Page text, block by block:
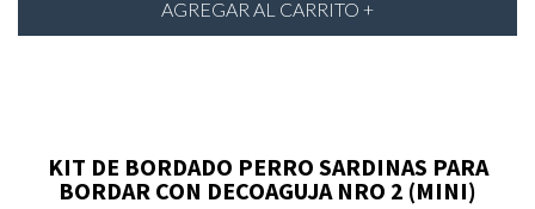
KIT DE BORDADO PERRO SARDINAS PARA
BORDAR CON DECOAGUJA NRO 2 (MINI)